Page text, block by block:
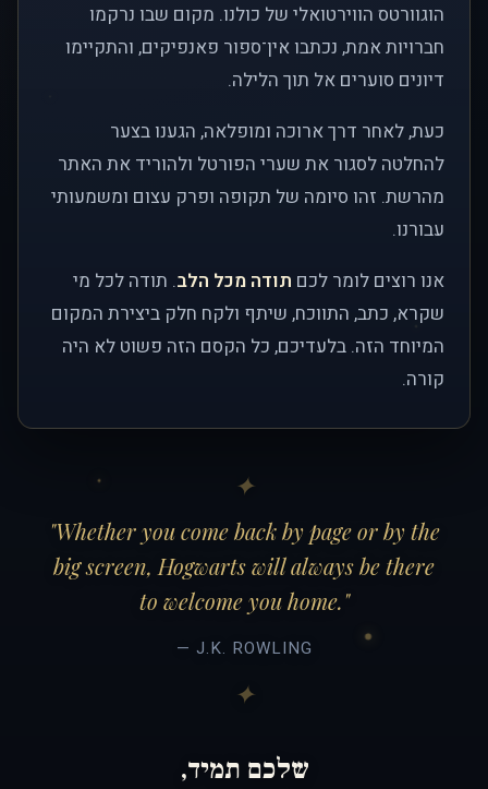
הוגוורטס הווירטואלי של כולנו. מקום שבו נרקמו
חברויות אמת, נכתבו אין־ספור פאנפיקים, והתקיימו
דיונים סוערים אל תוך הלילה.
כעת, לאחר דרך ארוכה ומופלאה, הגענו בצער
להחלטה לסגור את שערי הפורטל ולהוריד את האתר
מהרשת. זהו סיומה של תקופה ופרק עצום ומשמעותי
עבורנו.
אנו רוצים לומר לכם תודה מכל הלב. תודה לכל מי
שקרא, כתב, התווכח, שיתף ולקח חלק ביצירת המקום
המיוחד הזה. בלעדיכם, כל הקסם הזה פשוט לא היה
קורה.
"Whether you come back by page or by the
big screen, Hogwarts will always be there
to welcome you home."
— J.K. ROWLING
שלכם תמיד,